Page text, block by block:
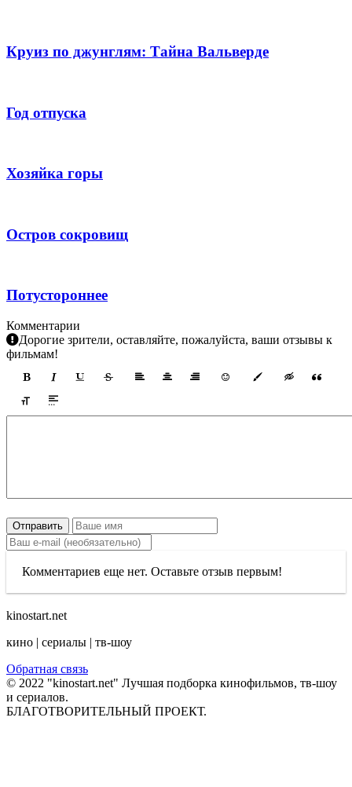
Круиз по джунглям: Тайна Вальверде
Год отпуска
Хозяйка горы
Остров сокровищ
Потустороннее
Комментарии
Дорогие зрители, оставляйте, пожалуйста, ваши отзывы к
фильмам!
Отправить
Комментариев еще нет. Оставьте отзыв первым!
kinostart.net
кино | сериалы | тв-шоу
Обратная связь
© 2022 "kinostart.net" Лучшая подборка кинофильмов, тв-шоу
и сериалов.
БЛАГОТВОРИТЕЛЬНЫЙ ПРОЕКТ.